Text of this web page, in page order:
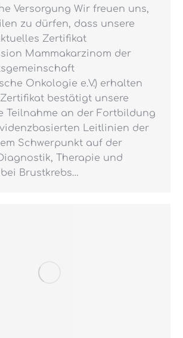
Versorgung Wir freuen uns,
zu dürfen, dass unsere
Zertifikat
Mammakarzinom der
Onkologie e.V.) erhalten
bestätigt unsere
Teilnahme an der Fortbildung
Leitlinien der
Schwerpunkt auf der
Therapie und
Brustkrebs…